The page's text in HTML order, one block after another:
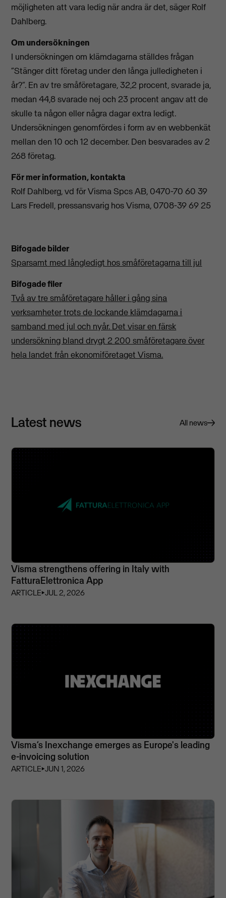
möjligheten att vara ledig när andra är det, säger Rolf
Dahlberg.
Om undersökningen
I undersökningen om klämdagarna ställdes frågan
”Stänger ditt företag under den långa julledigheten i
år?”. En av tre småföretagare, 32,2 procent, svarade ja,
medan 44,8 svarade nej och 23 procent angav att de
skulle ta någon eller några dagar extra ledigt.
Undersökningen genomfördes i form av en webbenkät
mellan den 10 och 12 december. Den besvarades av 2
268 företag.
För mer information, kontakta
Rolf Dahlberg, vd för Visma Spcs AB, 0470-70 60 39
Lars Fredell, pressansvarig hos Visma, 0708-39 69 25
Bifogade bilder
Sparsamt med långledigt hos småföretagarna till jul
Bifogade filer
Två av tre småföretagare håller i gång sina
verksamheter trots de lockande klämdagarna i
samband med jul och nyår. Det visar en färsk
undersökning bland drygt 2 200 småföretagare över
hela landet från ekonomiföretaget Visma.
Latest news All news
Visma strengthens offering in Italy with
FatturaElettronica App
ARTICLE⏵JUL 2, 2026
Visma’s Inexchange emerges as Europe's leading
e-invoicing solution
ARTICLE⏵JUN 1, 2026